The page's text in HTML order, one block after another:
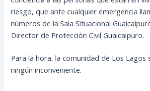
riesgo, que ante cualquier emergencia
números de la Sala Situacional
Director de Protección Civil Guaicaipuro.
Para la hora, la comunidad de Los Lagos
ningún inconveniente.